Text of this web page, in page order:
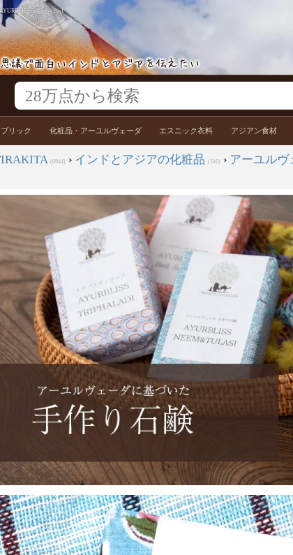
Shampoo Bar]
リック 化粧品・アーユルヴェーダ エスニック衣料 アジアン食材
(6944) › インドとアジアの化粧品 (516) › アーユルヴ